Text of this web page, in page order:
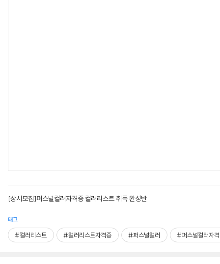
[상시모집]퍼스널컬러자격증 컬러리스트 취득 완성반
태그
#컬러리스트 #컬러리스트자격증 #퍼스널컬러 #퍼스널컬러자